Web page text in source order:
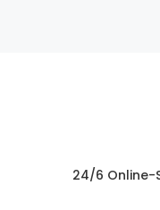
24/6 Online-